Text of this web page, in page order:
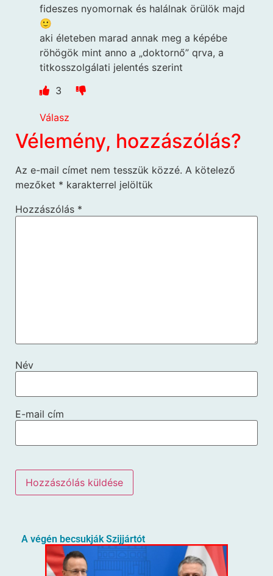
fideszes nyomornak és halálnak örülök majd
🙂
aki életeben marad annak meg a képébe
röhögök mint anno a „doktornő” qrva, a
titkosszolgálati jelentés szerint
3
Válasz
Vélemény, hozzászólás?
Az e-mail címet nem tesszük közzé. A kötelező
mezőket * karakterrel jelöltük
Hozzászólás *
Név
E-mail cím
A végén becsukják Szijjártót